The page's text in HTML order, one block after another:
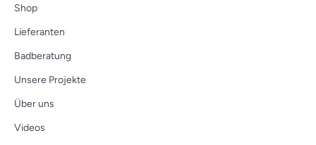
Shop
Lieferanten
Badberatung
Unsere Projekte
Über uns
Videos